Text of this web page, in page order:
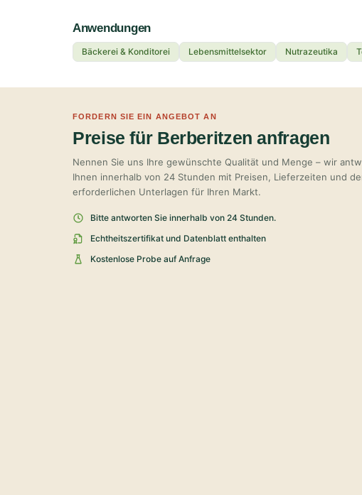
Anwendungen
Bäckerei & Konditorei Lebensmittelsektor Nutrazeutika
FORDERN SIE EIN ANGEBOT AN
Preise für Berberitzen anfragen
Nennen Sie uns Ihre gewünschte Qualität und Menge – wir
Ihnen innerhalb von 24 Stunden mit Preisen, Lieferzeiten und
erforderlichen Unterlagen für Ihren Markt.
Bitte antworten Sie innerhalb von 24 Stunden.
Echtheitszertifikat und Datenblatt enthalten
Kostenlose Probe auf Anfrage